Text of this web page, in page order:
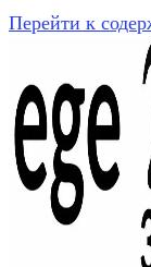
Перейти к